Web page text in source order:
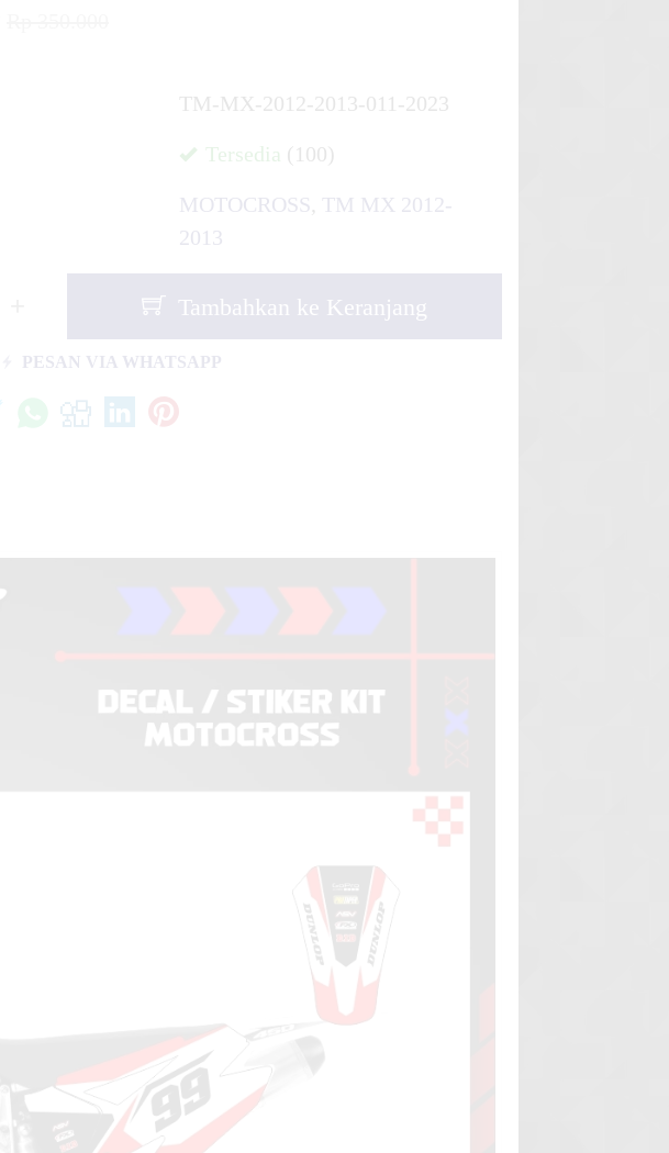
TM-MX-2012-2013-011-2023
Tersedia (100)
MOTOCROSS, TM MX 2012-
2013
Tambahkan ke Keranjang
PESAN VIA WHATSAPP